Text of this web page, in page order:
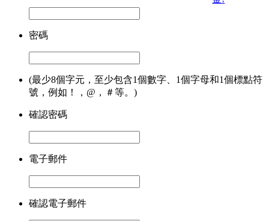
密碼
(最少8個字元，至少包含1個數字、1個字母和1個標點符
號，例如！，@，＃等。)
確認密碼
電子郵件
確認電子郵件